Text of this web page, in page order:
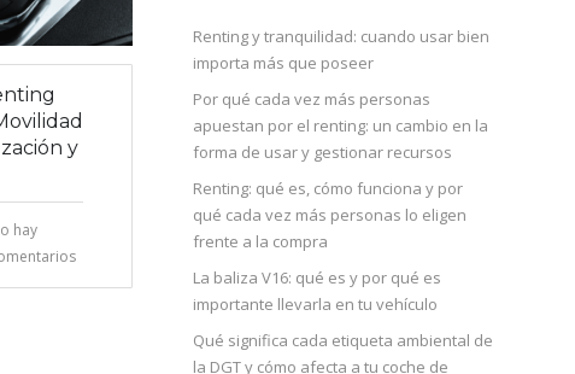
y
hay
Renting y tranquilidad: cuando usar bien
importa más que poseer
Por qué cada vez más personas
apuestan por el renting: un cambio en la
forma de usar y gestionar recursos
Renting: qué es, cómo funciona y por
qué cada vez más personas lo eligen
frente a la compra
La baliza V16: qué es y por qué es
importante llevarla en tu vehículo
Qué significa cada etiqueta ambiental de
la DGT y cómo afecta a tu coche de